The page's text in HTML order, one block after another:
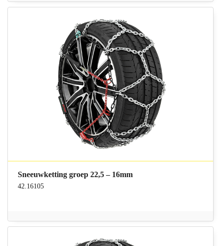
Sneeuwketting groep 22,5 – 16mm
42.16105